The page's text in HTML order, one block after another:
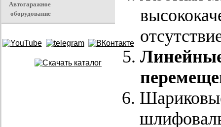
Автогаражное
оборудование